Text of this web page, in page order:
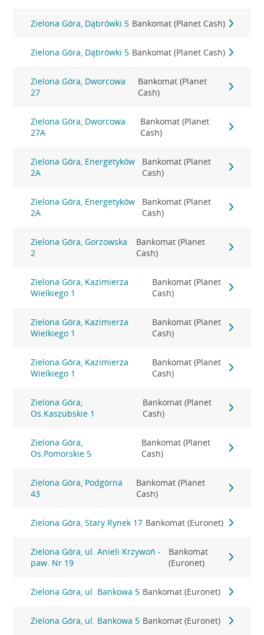
Zielona Góra, Dąbrówki 5 Bankomat (Planet Cash)
Zielona Góra, Dąbrówki 5 Bankomat (Planet Cash)
Zielona Góra, Dworcowa
27
Bankomat (Planet
Cash)
Zielona Góra, Dworcowa
27A
Bankomat (Planet
Cash)
Zielona Góra, Energetyków
2A
Bankomat (Planet
Cash)
Zielona Góra, Energetyków
2A
Bankomat (Planet
Cash)
Zielona Góra, Gorzowska
2
Bankomat (Planet
Cash)
Zielona Góra, Kazimierza
Wielkiego 1
Bankomat (Planet
Cash)
Zielona Góra, Kazimierza
Wielkiego 1
Bankomat (Planet
Cash)
Zielona Góra, Kazimierza
Wielkiego 1
Bankomat (Planet
Cash)
Zielona Góra,
Os.Kaszubskie 1
Bankomat (Planet
Cash)
Zielona Góra,
Os.Pomorskie 5
Bankomat (Planet
Cash)
Zielona Góra, Podgórna
43
Bankomat (Planet
Cash)
Zielona Góra, Stary Rynek 17 Bankomat (Euronet)
Zielona Góra, ul. Anieli Krzywoń -
paw. Nr 19
Bankomat
(Euronet)
Zielona Góra, ul. Bankowa 5 Bankomat (Euronet)
Zielona Góra, ul. Bankowa 5 Bankomat (Euronet)